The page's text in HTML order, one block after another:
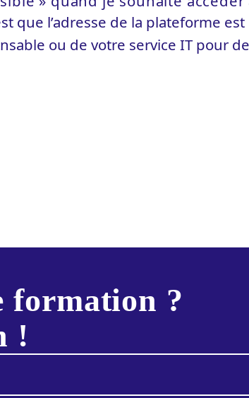
que l’adresse de la plateforme
ou de votre service IT pour
formation ?
!